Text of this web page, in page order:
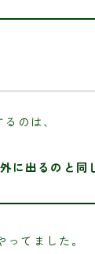
のは、
に出るのと同
てました。